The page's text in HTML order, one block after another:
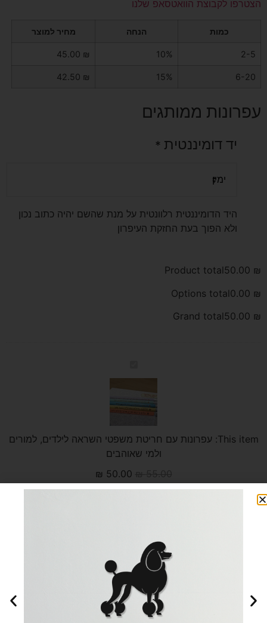
הצטרפו לקבוצת הוואטסאפ שלנו
כמות הנחה מחיר למוצר
2-5
10%
45.00 ₪
6-20
15%
42.50 ₪
עפרונות ממותגים
יד דומיננטית *
היד הדומיננטית רלוונטית על מנת שהשם יהיה כתוב נכון
ולא הפוך בעת החזקת העיפרון
Product total50.00 ₪
Options total0.00 ₪
Grand total50.00 ₪
חריטת
משפטי
השראה
לילדים,
שאוהבים
This item: עפרונות עם חריטת משפטי השראה לילדים, למורים
ולמי שאוהבים
50.00
₪
לבית
הספר
עפרונות ממותגים עם שם וכיתה לבית הספר
55.00₪
50.00₪